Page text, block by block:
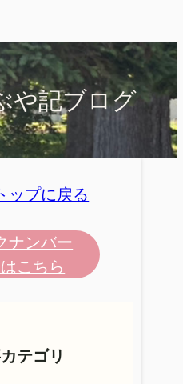
や記ブログ
ップに戻る
ナンバー
こちら
テゴリ